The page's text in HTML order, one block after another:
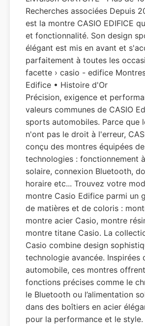
Recherches associées Depuis
est la montre CASIO EDIFICE
et fonctionnalité. Son design
élégant est mis en avant et
parfaitement à toutes les
facette › casio - edifice
Edifice • Histoire d'Or
Précision, exigence et
valeurs communes de CASIO
sports automobiles. Parce que
n'ont pas le droit à l'erreur,
conçu des montres équipées
technologies : fonctionnement
solaire, connexion Bluetooth,
horaire etc... Trouvez votre
montre Casio Edifice parmi un
de matières et de coloris :
montre acier Casio, montre
montre titane Casio. La
Casio combine design
technologie avancée. Inspirées
automobile, ces montres
fonctions précises comme le
le Bluetooth ou l’alimentation
dans des boîtiers en acier
pour la performance et le style.